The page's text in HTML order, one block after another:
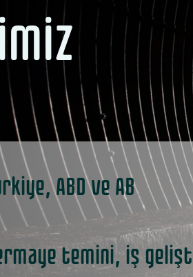
ABD ve AB
temini, iş